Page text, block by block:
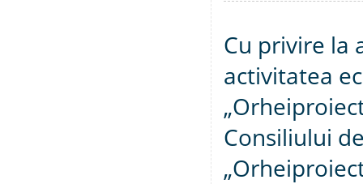
Cu privire la
activitatea
Consiliului